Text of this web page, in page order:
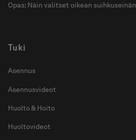
Opas: Näin valitset oikean suihkuseinän
Tuki
Asennus
Asennusvideot
Huolto & Hoito
Huoltovideot